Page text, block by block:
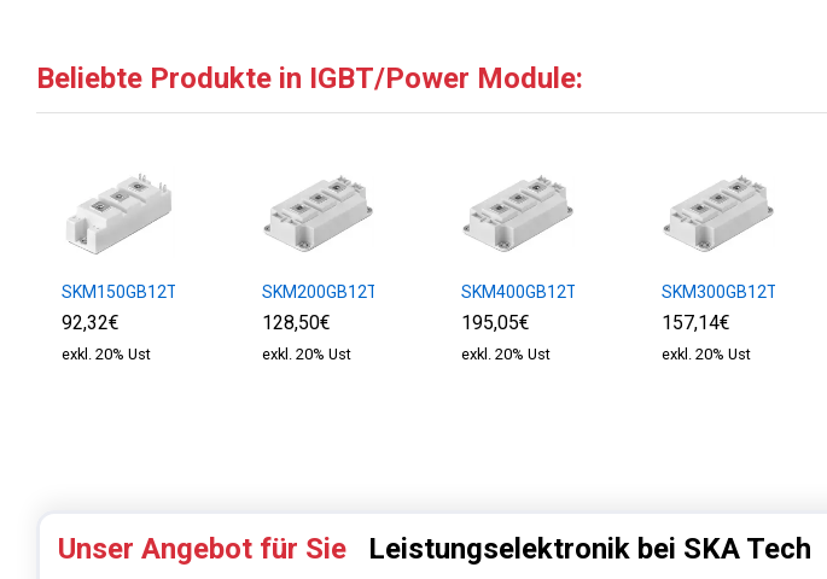
Beliebte Produkte in IGBT/Power Module:
SKM150GB12T4
92,32€
exkl. 20% Ust
SKM200GB12T4
128,50€
exkl. 20% Ust
SKM400GB12T4
195,05€
exkl. 20% Ust
SKM300GB12T4
157,14€
exkl. 20% Ust
Unser Angebot für Sie Leistungselektronik bei SKA Tech